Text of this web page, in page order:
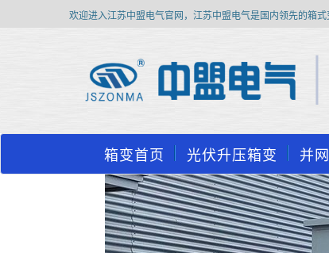
欢迎进入江苏中盟电气官网，江苏中盟电气是国内领先的箱式
箱变首页 光伏升压箱变 并